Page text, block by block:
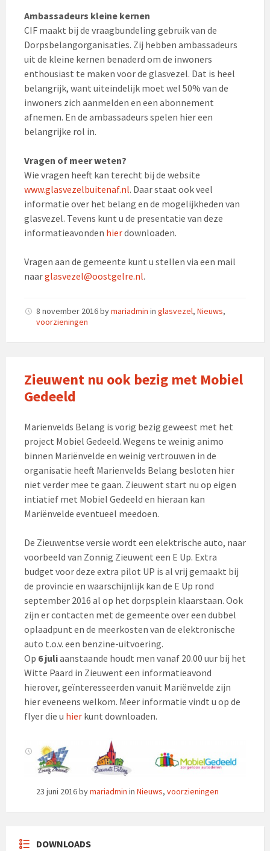
Ambassadeurs kleine kernen
CIF maakt bij de vraagbundeling gebruik van de
Dorpsbelangorganisaties. Zij hebben ambassadeurs
uit de kleine kernen benaderd om de inwoners
enthousiast te maken voor de glasvezel. Dat is heel
belangrijk, want uiteindelijk moet wel 50% van de
inwoners zich aanmelden en een abonnement
afnemen. En de ambassadeurs spelen hier een
belangrijke rol in.
Vragen of meer weten?
Wie vragen heeft kan terecht bij de website
www.glasvezelbuitenaf.nl. Daar staat ook veel
informatie over het belang en de mogelijkheden van
glasvezel. Tevens kunt u de presentatie van deze
informatieavonden hierdownloaden.
Vragen aan de gemeente kunt u stellen via een mail
naarglasvezel@oostgelre.nl.
8 november 2016bymariadmin in glasvezel, Nieuws,
voorzieningen
Zieuwent nu ook bezig met Mobiel
Gedeeld
Marienvelds Belang is vorig bezig geweest met het
project Mobiel Gedeeld. Wegens te weinig animo
binnen Mariënvelde en weinig vertrouwen in de
organisatie heeft Marienvelds Belang besloten hier
niet verder mee te gaan. Zieuwent start nu op eigen
intiatief met Mobiel Gedeeld en hieraan kan
Mariënvelde eventueel meedoen.
De Zieuwentse versie wordt een elektrische auto, naar
voorbeeld van Zonnig Zieuwent een E Up. Extra
budget voor deze extra pilot UP is al vrij gemaakt bij
de provincie en waarschijnlijk kan de E Up rond
september 2016 al op het dorpsplein klaarstaan. Ook
zijn er contacten met de gemeente over een dubbel
oplaadpunt en de meerkosten van de elektronische
auto t.o.v. een benzine-uitvoering.
Op 6 juliaanstaande houdt men vanaf 20.00 uur bij het
Witte Paard in Zieuwent een informatieavond
hierover, geïnteresseerden vanuit Mariënvelde zijn
hier eveneens welkom. Meer informatie vindt u op de
flyer die u hier kunt downloaden.
23 juni 2016bymariadmin in Nieuws, voorzieningen
DOWNLOADS